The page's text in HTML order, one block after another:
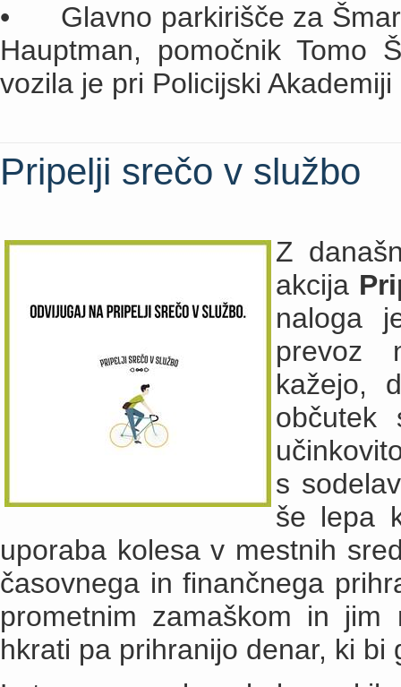
• Glavno parkirišče za
Hauptman, pomočnik Tomo
vozila je pri Policijski
Pripelji srečo v službo
Z
akcija
naloga
prevoz
kažejo,
občutek
s
še lepa
uporaba kolesa v mestnih
časovnega in finančnega
prometnim zamaškom in
hkrati pa prihranijo denar, ki